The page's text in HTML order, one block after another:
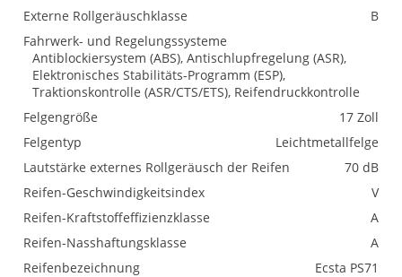
Externe Rollgeräuschklasse
B
Fahrwerk- und Regelungssysteme
Antiblockiersystem (ABS), Antischlupfregelung (ASR),
Elektronisches Stabilitäts-Programm (ESP),
Traktionskontrolle (ASR/CTS/ETS), Reifendruckkontrolle
Felgengröße
17 Zoll
Felgentyp
Leichtmetallfelge
Lautstärke externes Rollgeräusch der Reifen
70 dB
Reifen-Geschwindigkeitsindex
V
Reifen-Kraftstoffeffizienzklasse
A
Reifen-Nasshaftungsklasse
A
Reifenbezeichnung
Ecsta PS71